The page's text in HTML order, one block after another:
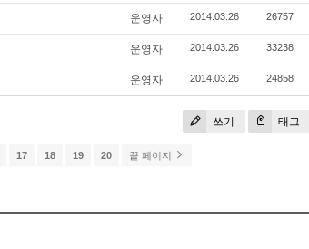
운영자 2014.03.26 26757
운영자 2014.03.26 33238
운영자 2014.03.26 24858
쓰기 태그
17 18 19 20 끝 페이지